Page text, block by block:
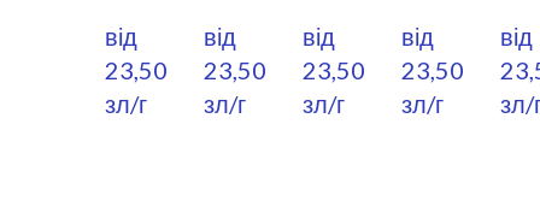
від
23,50
зл/г
від
23,50
зл/г
від
23,50
зл/г
від
23,50
зл/г
від
зл/